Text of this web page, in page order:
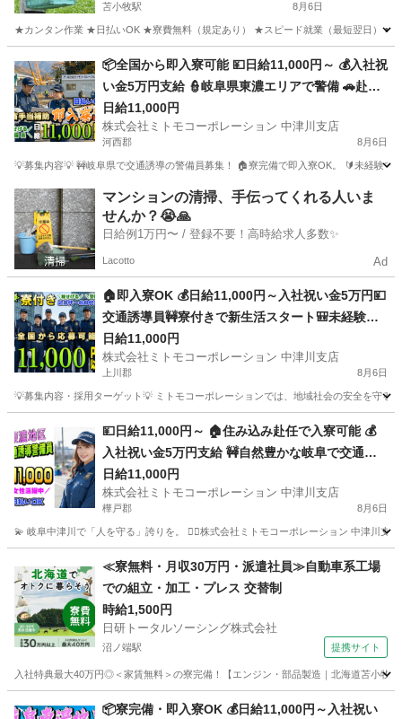
苫小牧駅 8月6日
★カンタン作業 ★日払いOK ★寮費無料（規定あり） ★スピード就業（最短翌日） ■
苫小牧市 苫小牧駅 仕分け 雑草
📦全国から即入寮可能 💴日給11,000円～ 💰入社祝
い金5万円支給 👮岐阜県東濃エリアで警備 🚗赴任
費用はしっかり会社補助 🔰未経験大歓迎の充実研
修 💻スマホで簡単Web面接 👴シニア世代の再就職
を応援
日給11,000円
株式会社ミトモコーポレーション 中津川支店
河西郡 8月6日
💡募集内容💡 🚧岐阜県で交通誘導の警備員募集！ 🏠寮完備で即入寮OK。 🔰未経験
北海道 河西郡 警備員 給料
マンションの清掃、手伝ってくれる人いま
せんか？😭🙏
日給例1万円〜 / 登録不要！高時給求人多数✨
Lacotto Ad
🏠即入寮OK 💰日給11,000円～入社祝い金5万円💴
交通誘導員🚧寮付きで新生活スタート🎒未経験者
歓迎＆充実研修🔰資格取得支援あり🎓Web面接対
応で履歴書不要📱岐阜県東濃エリアで安定して稼
げます💸
日給11,000円
株式会社ミトモコーポレーション 中津川支店
上川郡 8月6日
💡募集内容・採用ターゲット💡 ミトモコーポレーションでは、地域社会の安全を守
警備員 給料
💴日給11,000円～ 🏠住み込み赴任で入寮可能 💰
入社祝い金5万円支給 🚧自然豊かな岐阜で交通誘
導 ✈️赴任旅費は会社が補助 🔰未経験大歓迎の充実
研修 💻スマホで簡単Web面接 👫カップルや夫婦で
の赴任歓迎
日給11,000円
株式会社ミトモコーポレーション 中津川支店
樺戸郡 8月6日
💫 岐阜中津川で「人を守る」誇りを。 👮‍♂️株式会社ミトモコーポレーション 中津川
警備員 給料
≪寮無料・月収30万円・派遣社員≫自動車系工場
での組立・加工・プレス 交替制
時給1,500円
日研トータルソーシング株式会社
沼ノ端駅 提携サイト
入社特典最大40万円◎＜家賃無料＞の寮完備！【エンジン・部品製造｜北海道苫小牧
苫小牧市 沼ノ端駅 その他
📦寮完備・即入寮OK 💰日給11,000円～入社祝い